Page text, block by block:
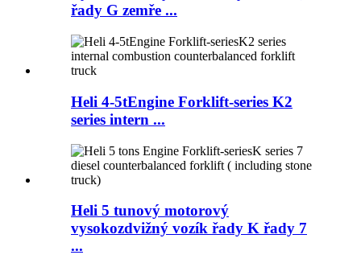
řady G zemře ...
Heli 4-5tEngine Forklift-series K2
series intern ...
Heli 5 tunový motorový
vysokozdvižný vozík řady K řady 7
...